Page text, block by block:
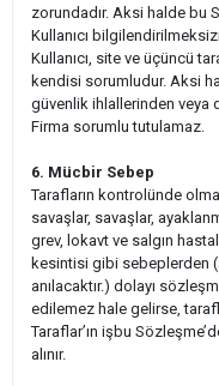
zorundadır. Aksi halde bu
Kullanıcı
Kullanıcı, site ve üçüncü
kendisi sorumludur. Aksi
güvenlik ihlallerinden veya
Firma sorumlu tutulamaz.
6. Mücbir Sebep
Tarafların kontrolünde
savaşlar, savaşlar,
grev, lokavt ve salgın
kesintisi gibi sebeplerden
anılacaktır.) dolayı
edilemez hale gelirse,
Taraflar’ın işbu
alınır.